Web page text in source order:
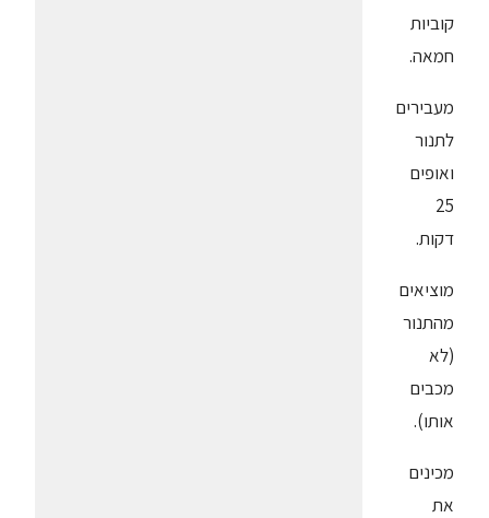
קוביות
חמאה.
מעבירים
לתנור
ואופים
25
דקות.
מוציאים
מהתנור
(לא
מכבים
אותו).
מכינים
את